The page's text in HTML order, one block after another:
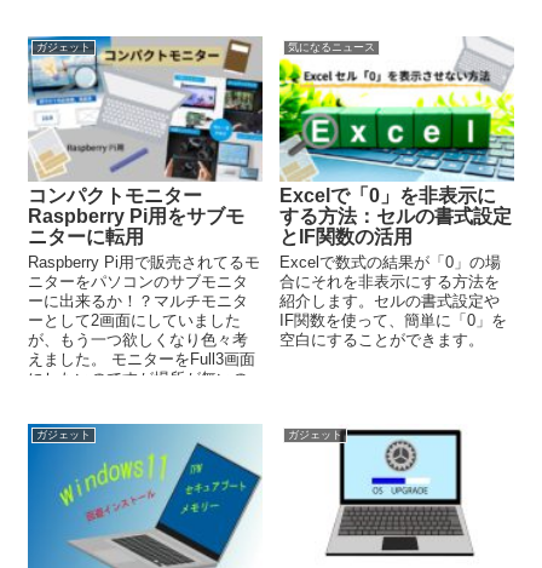
ガジェット
コンパクトモニター
Raspberry Pi用をサブモ
ニターに転用
Raspberry Pi用で販売されてるモ
ニターをパソコンのサブモニタ
ーに出来るか！？マルチモニタ
ーとして2画面にしていました
が、もう一つ欲しくなり色々考
えました。 モニターをFull3画面
にしたいのですが場所が無いの
気になるニュース
Excelで「0」を非表示に
する方法：セルの書式設定
とIF関数の活用
Excelで数式の結果が「0」の場
合にそれを非表示にする方法を
紹介します。セルの書式設定や
IF関数を使って、簡単に「0」を
空白にすることができます。
ガジェット ガジェット